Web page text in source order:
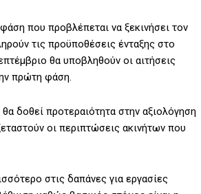
που προβλέπεται να ξεκινήσει τον
τις προϋποθέσεις ένταξης στο
θα υποβληθούν οι αιτήσεις
πρώτη φάση.
δοθεί προτεραιότητα στην αξιολόγηση
οι περιπτώσεις ακινήτων που
στις δαπάνες για εργασίες